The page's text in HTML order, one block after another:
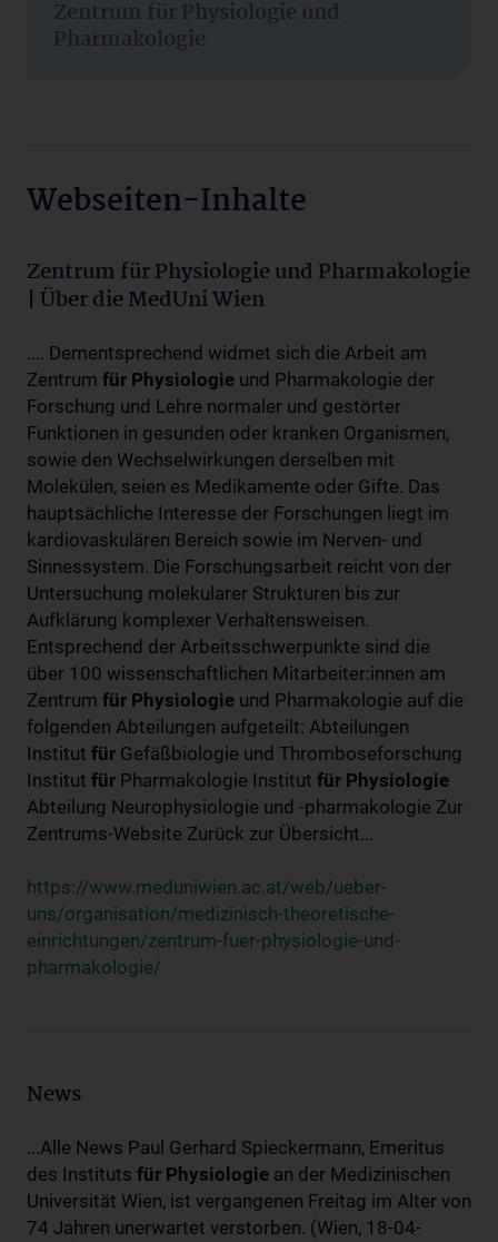
Zentrum für Physiologie und
Pharmakologie
Webseiten-Inhalte
Zentrum für Physiologie und Pharmakologie
| Über die MedUni Wien
.... Dementsprechend widmet sich die Arbeit am
Zentrum für Physiologie und Pharmakologie der
Forschung und Lehre normaler und gestörter
Funktionen in gesunden oder kranken Organismen,
sowie den Wechselwirkungen derselben mit
Molekülen, seien es Medikamente oder Gifte. Das
hauptsächliche Interesse der Forschungen liegt im
kardiovaskulären Bereich sowie im Nerven- und
Sinnessystem. Die Forschungsarbeit reicht von der
Untersuchung molekularer Strukturen bis zur
Aufklärung komplexer Verhaltensweisen.
Entsprechend der Arbeitsschwerpunkte sind die
über 100 wissenschaftlichen Mitarbeiter:innen am
Zentrum für Physiologie und Pharmakologie auf die
folgenden Abteilungen aufgeteilt: Abteilungen
Institut für Gefäßbiologie und Thromboseforschung
Institut für Pharmakologie Institut für Physiologie
Abteilung Neurophysiologie und -pharmakologie Zur
Zentrums-Website Zurück zur Übersicht...
https://www.meduniwien.ac.at/web/ueber-
uns/organisation/medizinisch-theoretische-
einrichtungen/zentrum-fuer-physiologie-und-
pharmakologie/
News
...Alle News Paul Gerhard Spieckermann, Emeritus
des Instituts für Physiologie an der Medizinischen
Universität Wien, ist vergangenen Freitag im Alter von
74 Jahren unerwartet verstorben. (Wien, 18-04-